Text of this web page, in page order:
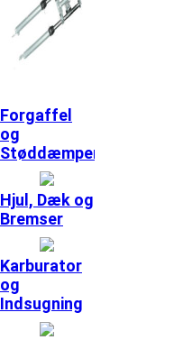
Forgaffel
og
Støddæmpere
Hjul, Dæk og
Bremser
Karburator
og
Indsugning